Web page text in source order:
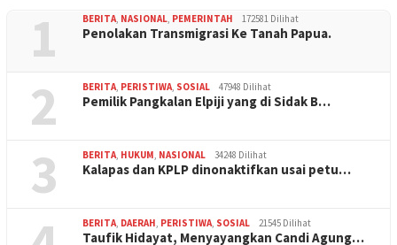
1 BERITA, NASIONAL, PEMERINTAH 172581 Dilihat
Penolakan Transmigrasi Ke Tanah Papua.
2 BERITA, PERISTIWA, SOSIAL 47948 Dilihat
Pemilik Pangkalan Elpiji yang di Sidak B…
3 BERITA, HUKUM, NASIONAL 34248 Dilihat
Kalapas dan KPLP dinonaktifkan usai petu…
BERITA, DAERAH, PERISTIWA, SOSIAL 21545 Dilihat
Taufik Hidayat, Menyayangkan Candi Agung…